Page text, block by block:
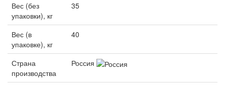
Вес (без
упаковки), кг
35
Вес (в
упаковке), кг
40
Страна
производства
Россия